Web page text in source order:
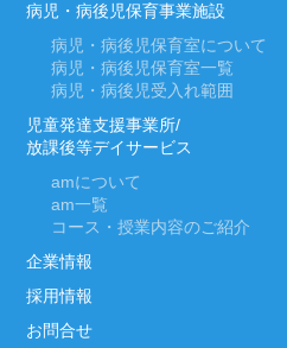
病児・病後児保育事業施設
病児・病後児保育室について
病児・病後児保育室一覧
病児・病後児受入れ範囲
児童発達支援事業所/
放課後等デイサービス
amについて
am一覧
コース・授業内容のご紹介
企業情報
採用情報
お問合せ